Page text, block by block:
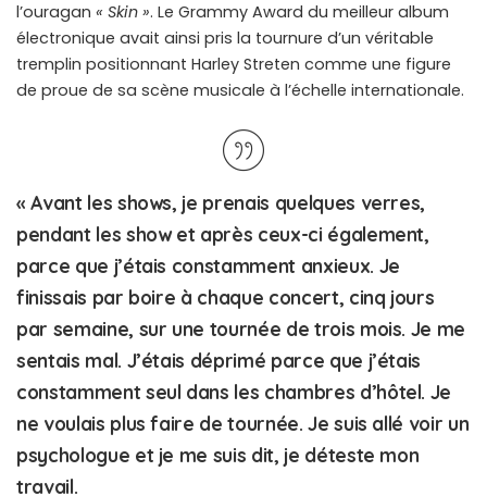
l’ouragan « Skin ». Le Grammy Award du meilleur album
électronique avait ainsi pris la tournure d’un véritable
tremplin positionnant Harley Streten comme une figure
de proue de sa scène musicale à l’échelle internationale.
« Avant les shows, je prenais quelques verres,
pendant les show et après ceux-ci également,
parce que j’étais constamment anxieux. Je
finissais par boire à chaque concert, cinq jours
par semaine, sur une tournée de trois mois. Je me
sentais mal. J’étais déprimé parce que j’étais
constamment seul dans les chambres d’hôtel. Je
ne voulais plus faire de tournée. Je suis allé voir un
psychologue et je me suis dit, je déteste mon
travail.